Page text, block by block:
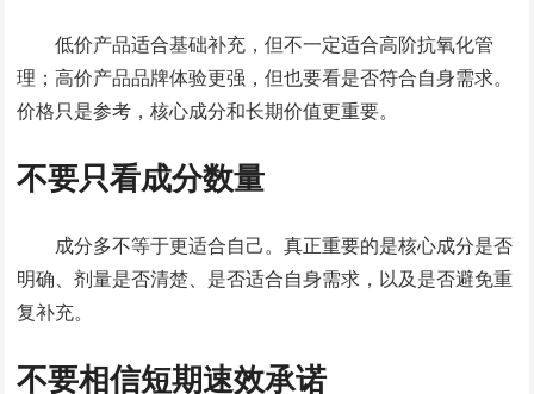
低价产品适合基础补充，但不一定适合高阶抗氧化管
理；高价产品品牌体验更强，但也要看是否符合自身需求。
价格只是参考，核心成分和长期价值更重要。
不要只看成分数量
成分多不等于更适合自己。真正重要的是核心成分是否
明确、剂量是否清楚、是否适合自身需求，以及是否避免重
复补充。
不要相信短期速效承诺